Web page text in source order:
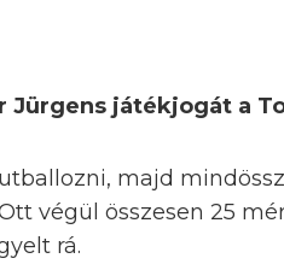
Jürgens játékjogát a
majd
végül összesen 25
rá.